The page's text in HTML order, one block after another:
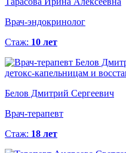
Врач-эндокринолог
Стаж: 10 лет
Белов Дмитрий Сергеевич
Врач-терапевт
Стаж: 18 лет